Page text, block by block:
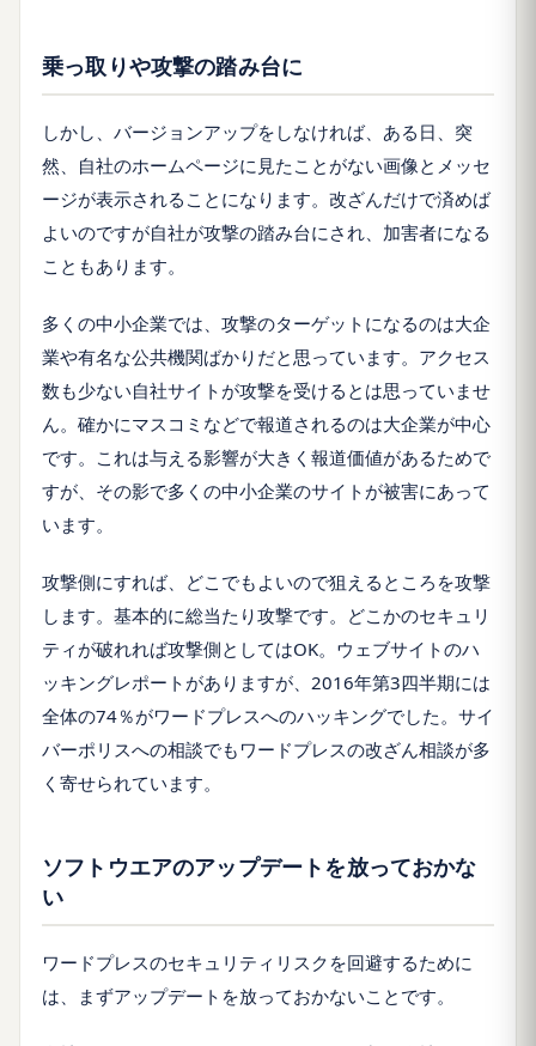
乗っ取りや攻撃の踏み台に
しかし、バージョンアップをしなければ、ある日、突
然、自社のホームページに見たことがない画像とメッセ
ージが表示されることになります。改ざんだけで済めば
よいのですが自社が攻撃の踏み台にされ、加害者になる
こともあります。
多くの中小企業では、攻撃のターゲットになるのは大企
業や有名な公共機関ばかりだと思っています。アクセス
数も少ない自社サイトが攻撃を受けるとは思っていませ
ん。確かにマスコミなどで報道されるのは大企業が中心
です。これは与える影響が大きく報道価値があるためで
すが、その影で多くの中小企業のサイトが被害にあって
います。
攻撃側にすれば、どこでもよいので狙えるところを攻撃
します。基本的に総当たり攻撃です。どこかのセキュリ
ティが破れれば攻撃側としてはOK。ウェブサイトのハ
ッキングレポートがありますが、2016年第3四半期には
全体の74％がワードプレスへのハッキングでした。サイ
バーポリスへの相談でもワードプレスの改ざん相談が多
く寄せられています。
ソフトウエアのアップデートを放っておかな
い
ワードプレスのセキュリティリスクを回避するために
は、まずアップデートを放っておかないことです。